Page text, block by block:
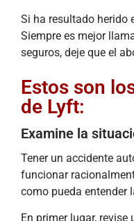
Si ha resultado herido
Siempre es mejor
seguros, deje que el
Estos son
de Lyft:
Examine la
Tener un accidente
funcionar
como pueda entender
En primer lugar,